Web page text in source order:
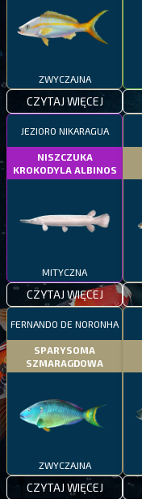
ZWYCZAJNA
CZYTAJ WIĘCEJ
JEZIORO NIKARAGUA
NISZCZUKA
KROKODYLA ALBINOS
MITYCZNA
CZYTAJ WIĘCEJ
FERNANDO DE NORONHA
SPARYSOMA
SZMARAGDOWA
ZWYCZAJNA
CZYTAJ WIĘCEJ